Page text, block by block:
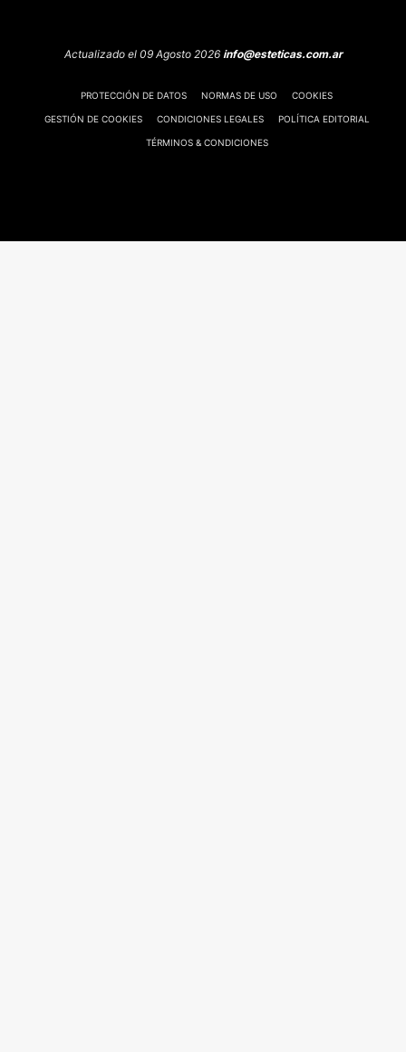
Actualizado el 09 Agosto 2026 info@esteticas.com.ar
PROTECCIÓN DE DATOS NORMAS DE USO COOKIES
GESTIÓN DE COOKIES CONDICIONES LEGALES POLÍTICA EDITORIAL
TÉRMINOS & CONDICIONES